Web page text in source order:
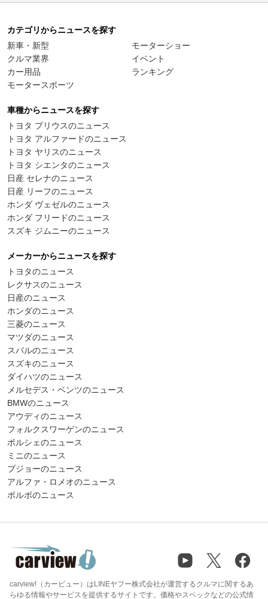
カテゴリからニュースを探す
新車・新型
クルマ業界
カー用品
モータースポーツ
モーターショー
イベント
ランキング
車種からニュースを探す
トヨタ プリウスのニュース
トヨタ アルファードのニュース
トヨタ ヤリスのニュース
トヨタ シエンタのニュース
日産 セレナのニュース
日産 リーフのニュース
ホンダ ヴェゼルのニュース
ホンダ フリードのニュース
スズキ ジムニーのニュース
メーカーからニュースを探す
トヨタのニュース
レクサスのニュース
日産のニュース
ホンダのニュース
三菱のニュース
マツダのニュース
スバルのニュース
スズキのニュース
ダイハツのニュース
メルセデス・ベンツのニュース
BMWのニュース
アウディのニュース
フォルクスワーゲンのニュース
ポルシェのニュース
ミニのニュース
プジョーのニュース
アルファ・ロメオのニュース
ボルボのニュース
carview!（カービュー）はLINEヤフー株式会社が運営するクルマに関するあ
らゆる情報やサービスを提供するサイトです。価格やスペックなどの公式情